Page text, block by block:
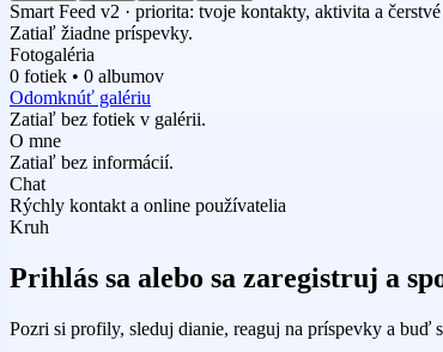
Smart Feed v2 · priorita: tvoje kontakty, aktivita a
Zatiaľ žiadne príspevky.
Fotogaléria
0 fotiek • 0 albumov
Odomknúť galériu
Zatiaľ bez fotiek v galérii.
O mne
Zatiaľ bez informácií.
Chat
Rýchly kontakt a online používatelia
Kruh
Prihlás sa alebo sa zaregistruj a
Pozri si profily, sleduj dianie, reaguj na príspevky a buď